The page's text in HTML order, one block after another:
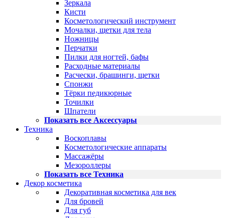
Зеркала
Кисти
Косметологический инструмент
Мочалки, щетки для тела
Ножницы
Перчатки
Пилки для ногтей, бафы
Расходные материалы
Расчески, брашинги, щетки
Спонжи
Тёрки педикюрные
Точилки
Шпатели
Показать все Аксессуары
Техника
Воскоплавы
Косметологические аппараты
Массажёры
Мезороллеры
Показать все Техника
Декор косметика
Декоративная косметика для век
Для бровей
Для губ